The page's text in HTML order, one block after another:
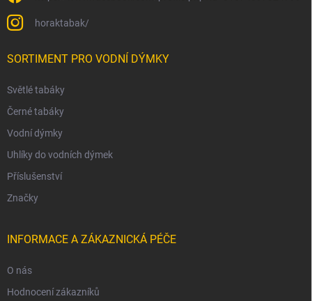
horaktabak/
SORTIMENT PRO VODNÍ DÝMKY
Světlé tabáky
Černé tabáky
Vodní dýmky
Uhlíky do vodních dýmek
Příslušenství
Značky
INFORMACE A ZÁKAZNICKÁ PÉČE
O nás
Hodnocení zákazníků